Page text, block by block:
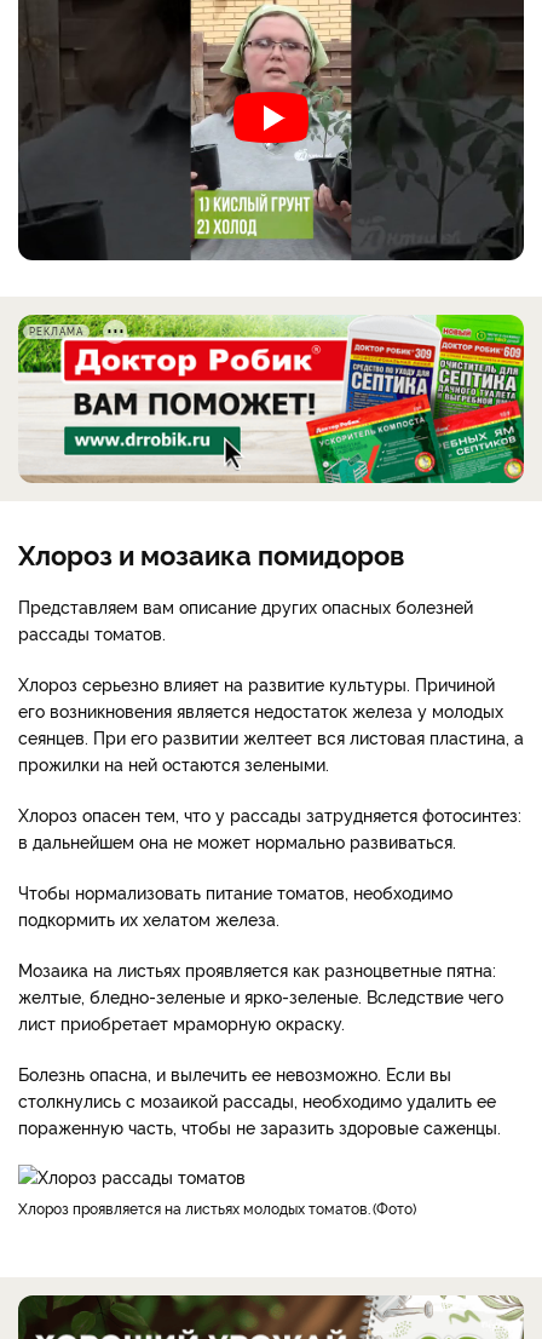
РЕКЛАМА
Хлороз и мозаика помидоров
Представляем вам описание других опасных болезней
рассады томатов.
Хлороз серьезно влияет на развитие культуры. Причиной
его возникновения является недостаток железа у молодых
сеянцев. При его развитии желтеет вся листовая пластина, а
прожилки на ней остаются зелеными.
Хлороз опасен тем, что у рассады затрудняется фотосинтез:
в дальнейшем она не может нормально развиваться.
Чтобы нормализовать питание томатов, необходимо
подкормить их хелатом железа.
Мозаика на листьях проявляется как разноцветные пятна:
желтые, бледно-зеленые и ярко-зеленые. Вследствие чего
лист приобретает мраморную окраску.
Болезнь опасна, и вылечить ее невозможно. Если вы
столкнулись с мозаикой рассады, необходимо удалить ее
пораженную часть, чтобы не заразить здоровые саженцы.
хлороз проявляется на листьях молодых томатов. Фото